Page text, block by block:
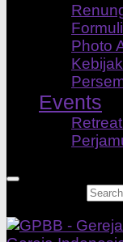
Photo
Events